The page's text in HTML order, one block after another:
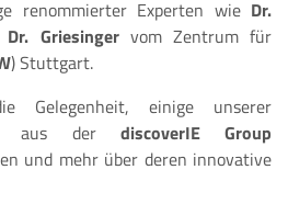
renommierter Experten wieDr.
Dr. Griesingervom Zentrum für
) Stuttgart.
Gelegenheit, einige unserer
aus der discoverIE Group
und mehr über deren innovative